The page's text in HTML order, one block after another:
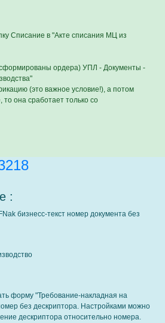
Списание в "Акте списания МЦ из
ордера) УПЛ - Документы -
(это важное условие!), а потом
она сработает только со
:
бизнесс-текст номер документа без
форму "Требование-накладная на
без дескриптора. Настройками можно
дескриптора относительно номера.